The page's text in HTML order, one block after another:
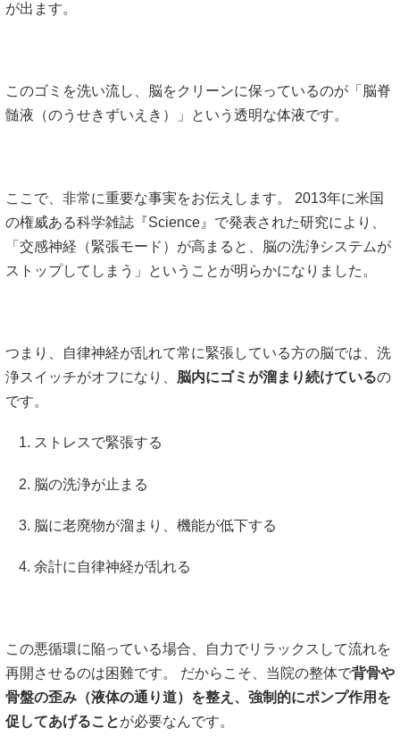
が出ます。
このゴミを洗い流し、脳をクリーンに保っているのが「脳脊
髄液（のうせきずいえき）」という透明な体液です。
ここで、非常に重要な事実をお伝えします。 2013年に米国
の権威ある科学雑誌『Science』で発表された研究により、
「交感神経（緊張モード）が高まると、脳の洗浄システムが
ストップしてしまう」ということが明らかになりました。
つまり、自律神経が乱れて常に緊張している方の脳では、洗
浄スイッチがオフになり、 脳内にゴミが溜まり続けているの
です。
ストレスで緊張する
脳の洗浄が止まる
脳に老廃物が溜まり、機能が低下する
余計に自律神経が乱れる
この悪循環に陥っている場合、自力でリラックスして流れを
再開させるのは困難です。 だからこそ、当院の整体で背骨や
骨盤の歪み（液体の通り道）を整え、強制的にポンプ作用を
促してあげることが必要なんです。